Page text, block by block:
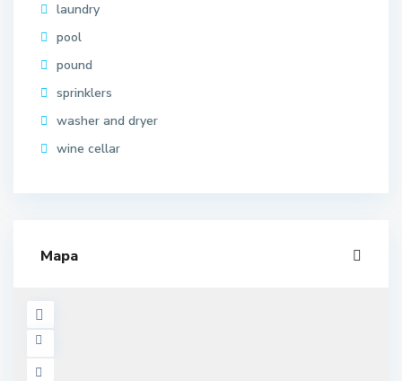
laundry
pool
pound
sprinklers
washer and dryer
wine cellar
Mapa